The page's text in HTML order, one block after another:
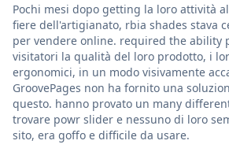
Pochi mesi dopo getting la loro attività
fiere dell'artigianato, rbia shades stava
per vendere online. required the ability
visitatori la qualità del loro prodotto, i
ergonomici, in un modo visivamente
GroovePages non ha fornito una
questo. hanno provato un many
trovare powr slider e nessuno di loro
sito, era goffo e difficile da usare.